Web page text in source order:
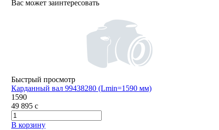
Вас может заинтересовать
Быстрый просмотр
Карданный вал 99438280 (Lmin=1590 мм)
1590
49 895 c
В корзину